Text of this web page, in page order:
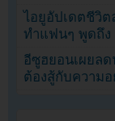
ไอยูอัปเดตชีวิ
ทำแฟนๆ พูดถึง
อีซูฮยอนเผยล
ต้องสู้กับความอ